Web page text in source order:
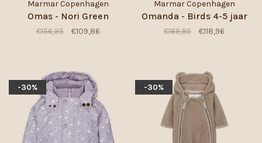
Marmar Copenhagen
Omas - Nori Green
€156,95 €109,86
Marmar Copenhagen
Omanda - Birds 4-5 jaar
€169,95 €118,96
-30% -30%